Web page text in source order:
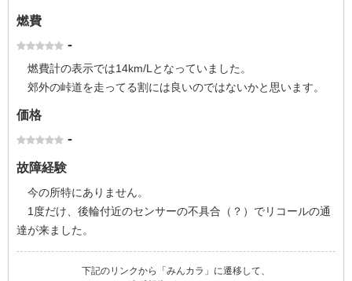
燃費
-
燃費計の表示では14km/Lとなっていました。
郊外の峠道を走ってる割には良いのではないかと思います。
価格
-
故障経験
今の所特にありません。
1度だけ、後輪付近のセンサーの不具合（？）でリコールの通
達が来ました。
下記のリンクから「みんカラ」に遷移して、